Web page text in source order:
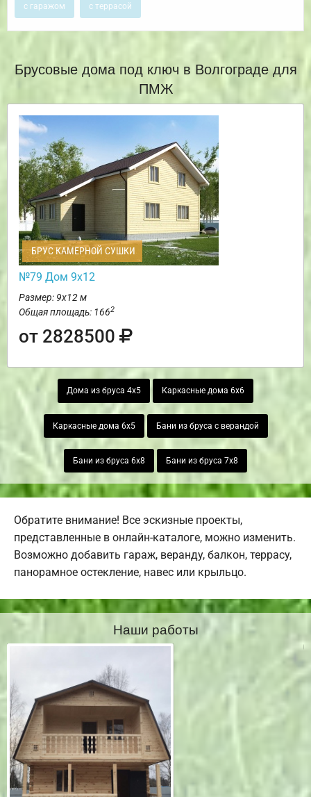
с гаражом с террасой
Брусовые дома под ключ в Волгограде для
ПМЖ
БРУС КАМЕРНОЙ СУШКИ
№79 Дом 9х12
Размер: 9х12 м
Общая площадь: 1662
от 2828500
Дома из бруса 4х5 Каркасные дома 6х6
Каркасные дома 6х5 Бани из бруса с верандой
Бани из бруса 6х8 Бани из бруса 7х8
Обратите внимание! Все эскизные проекты,
представленные в онлайн-каталоге, можно изменить.
Возможно добавить гараж, веранду, балкон, террасу,
панорамное остекление, навес или крыльцо.
Наши работы